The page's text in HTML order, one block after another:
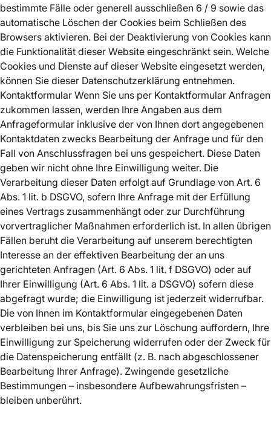
bestimmte Fälle oder generell ausschließen 6 / 9 sowie das
automatische Löschen der Cookies beim Schließen des
Browsers aktivieren. Bei der Deaktivierung von Cookies kann
die Funktionalität dieser Website eingeschränkt sein. Welche
Cookies und Dienste auf dieser Website eingesetzt werden,
können Sie dieser Datenschutzerklärung entnehmen.
Kontaktformular Wenn Sie uns per Kontaktformular Anfragen
zukommen lassen, werden Ihre Angaben aus dem
Anfrageformular inklusive der von Ihnen dort angegebenen
Kontaktdaten zwecks Bearbeitung der Anfrage und für den
Fall von Anschlussfragen bei uns gespeichert. Diese Daten
geben wir nicht ohne Ihre Einwilligung weiter. Die
Verarbeitung dieser Daten erfolgt auf Grundlage von Art. 6
Abs. 1 lit. b DSGVO, sofern Ihre Anfrage mit der Erfüllung
eines Vertrags zusammenhängt oder zur Durchführung
vorvertraglicher Maßnahmen erforderlich ist. In allen übrigen
Fällen beruht die Verarbeitung auf unserem berechtigten
Interesse an der effektiven Bearbeitung der an uns
gerichteten Anfragen (Art. 6 Abs. 1 lit. f DSGVO) oder auf
Ihrer Einwilligung (Art. 6 Abs. 1 lit. a DSGVO) sofern diese
abgefragt wurde; die Einwilligung ist jederzeit widerrufbar.
Die von Ihnen im Kontaktformular eingegebenen Daten
verbleiben bei uns, bis Sie uns zur Löschung auffordern, Ihre
Einwilligung zur Speicherung widerrufen oder der Zweck für
die Datenspeicherung entfällt (z. B. nach abgeschlossener
Bearbeitung Ihrer Anfrage). Zwingende gesetzliche
Bestimmungen – insbesondere Aufbewahrungsfristen –
bleiben unberührt.